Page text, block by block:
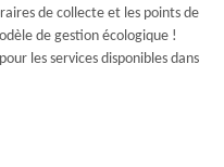
de collecte et les points de
de gestion écologique !
les services disponibles dans